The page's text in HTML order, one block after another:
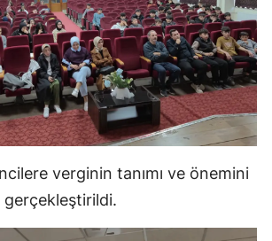
İzmir
Kars
Kastamonu
Kayseri
Kırklareli
verginin tanımı ve önemini